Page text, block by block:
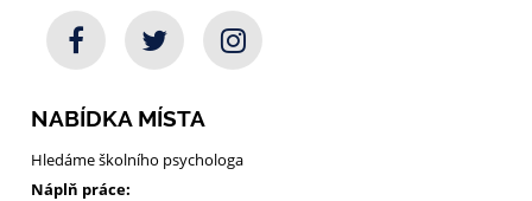
NABÍDKA MÍSTA
Hledáme školního psychologa
Náplň práce: